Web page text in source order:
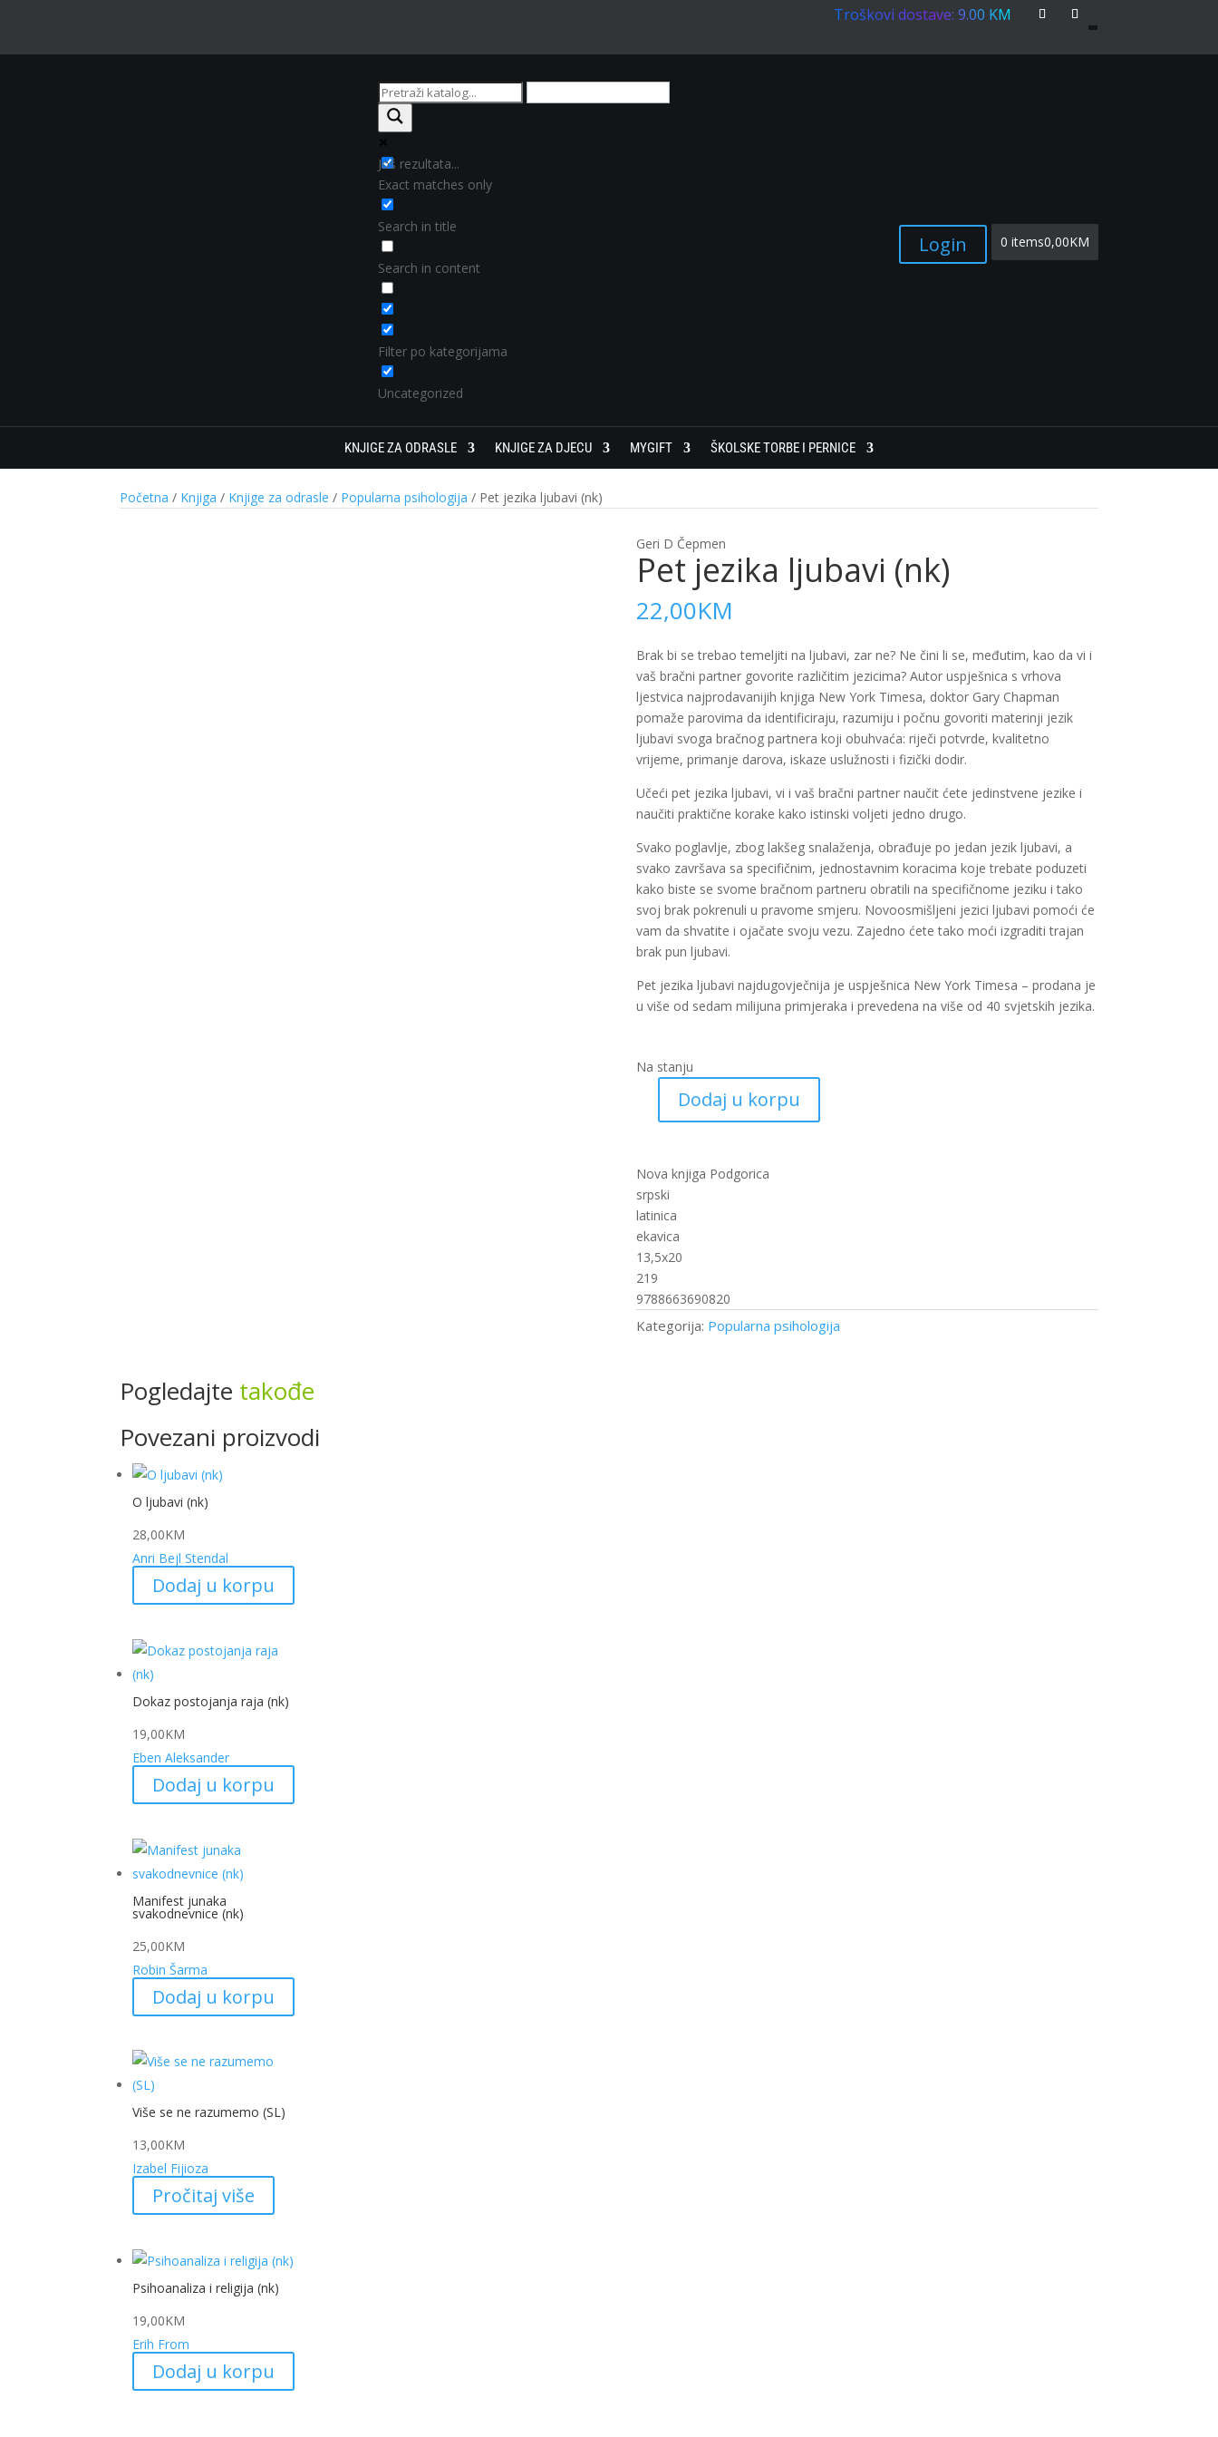
Troškovi dostave: 9.00 KM
Još rezultata...
Exact matches only
Search in title
Search in content
Filter po kategorijama
Uncategorized
Login 0 items0,00KM
KNJIGE ZA ODRASLE KNJIGE ZA DJECU MYGIFT ŠKOLSKE TORBE I PERNICE
Početna / Knjiga / Knjige za odrasle / Popularna psihologija / Pet jezika ljubavi (nk)
Geri D Čepmen
Pet jezika ljubavi (nk)
22,00KM
Brak bi se trebao temeljiti na ljubavi, zar ne? Ne čini li se, međutim, kao da vi i
vaš bračni partner govorite različitim jezicima? Autor uspješnica s vrhova
ljestvica najprodavanijih knjiga New York Timesa, doktor Gary Chapman
pomaže parovima da identificiraju, razumiju i počnu govoriti materinji jezik
ljubavi svoga bračnog partnera koji obuhvaća: riječi potvrde, kvalitetno
vrijeme, primanje darova, iskaze uslužnosti i fizički dodir.
Učeći pet jezika ljubavi, vi i vaš bračni partner naučit ćete jedinstvene jezike i
naučiti praktične korake kako istinski voljeti jedno drugo.
Svako poglavlje, zbog lakšeg snalaženja, obrađuje po jedan jezik ljubavi, a
svako završava sa specifičnim, jednostavnim koracima koje trebate poduzeti
kako biste se svome bračnom partneru obratili na specifičnome jeziku i tako
svoj brak pokrenuli u pravome smjeru. Novoosmišljeni jezici ljubavi pomoći će
vam da shvatite i ojačate svoju vezu. Zajedno ćete tako moći izgraditi trajan
brak pun ljubavi.
Pet jezika ljubavi najdugovječnija je uspješnica New York Timesa – prodana je
u više od sedam milijuna primjeraka i prevedena na više od 40 svjetskih jezika.
Na stanju
(nk)
količina
Dodaj u korpu
Nova knjiga Podgorica
srpski
latinica
ekavica
13,5x20
219
9788663690820
Kategorija: Popularna psihologija
Pogledajte takođe
Povezani proizvodi
O ljubavi (nk)
28,00KM
Anri Bejl Stendal
Dodaj u korpu
Dokaz postojanja raja (nk)
19,00KM
Eben Aleksander
Dodaj u korpu
Manifest junaka
svakodnevnice (nk)
25,00KM
Robin Šarma
Dodaj u korpu
Više se ne razumemo (SL)
13,00KM
Izabel Fijioza
Pročitaj više
Psihoanaliza i religija (nk)
19,00KM
Erih From
Dodaj u korpu